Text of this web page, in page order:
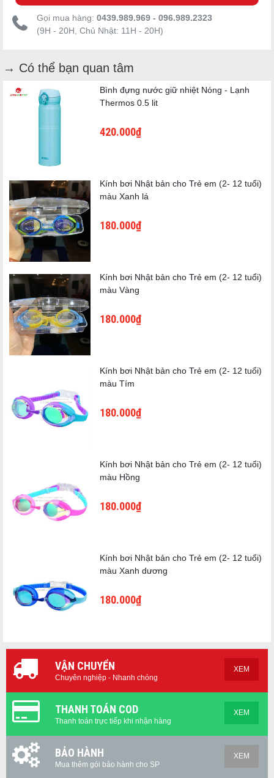
【Màu sắc】
🤍 Be – Thanh lịch và nhẹ nhàng
"Tinh tế trong từng chi tiết, nổi bật trong mọi hoàn cảnh."
Gọi mua hàng: 0439.989.969 - 096.989.2323
(9H - 20H, Chủ Nhật: 11H - 20H)
→ Có thể bạn quan tâm
Bình đựng nước giữ nhiệt Nóng - Lạnh
Thermos 0.5 lit
420.000₫
Kính bơi Nhật bản cho Trẻ em (2- 12 tuổi)
màu Xanh lá
180.000₫
Kính bơi Nhật bản cho Trẻ em (2- 12 tuổi)
màu Vàng
180.000₫
Kính bơi Nhật bản cho Trẻ em (2- 12 tuổi)
màu Tím
180.000₫
Kính bơi Nhật bản cho Trẻ em (2- 12 tuổi)
màu Hồng
180.000₫
Kính bơi Nhật bản cho Trẻ em (2- 12 tuổi)
màu Xanh dương
180.000₫
VẬN CHUYỂN
Chuyên nghiệp - Nhanh chóng
XEM
THANH TOÁN COD
Thanh toán trực tiếp khi nhận hàng
XEM
BẢO HÀNH
Mua thêm gói bảo hành cho SP
XEM